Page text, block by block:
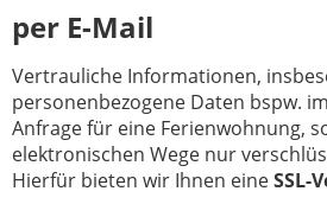
per E-Mail
Vertrauliche Informationen,
personenbezogene Daten bspw.
Anfrage für eine Ferienwohnung,
elektronischen Wege nur
Hierfür bieten wir Ihnen eineSSL-